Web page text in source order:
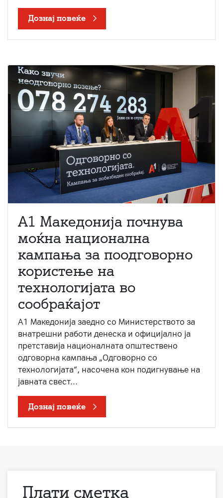
Дознај повеќе
A1 Македонија почнува
моќна национална
кампања за поодговорно
користење на
технологијата во
сообраќајот
A1 Македонија заедно со Министерството за
внатрешни работи денеска и официјално ја
претставија националната општествено
одговорна кампања „Одговорно со
технологијата“, насочена кон подигнување на
јавната свест...
Дознај повеќе
Плати сметка